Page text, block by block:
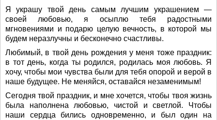
Я украшу твой день самым лучшим украшением —
своей любовью, я осыплю тебя радостными
мгновениями и подарю целую вечность, в которой мы
будем неразлучны и бесконечно счастливы.
Любимый, в твой день рождения у меня тоже праздник:
в тот день, когда ты родился, родилась моя любовь. Я
хочу, чтобы мои чувства были для тебя опорой и верой в
наше будущее. Не меняйся, оставайся незаменимым!
Сегодня твой праздник, и мне хочется, чтобы твоя жизнь
была наполнена любовью, чистой и светлой. Чтобы
наши сердца бились одновременно, и был один на